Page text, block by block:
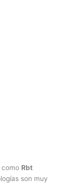
como Rbt
son muy